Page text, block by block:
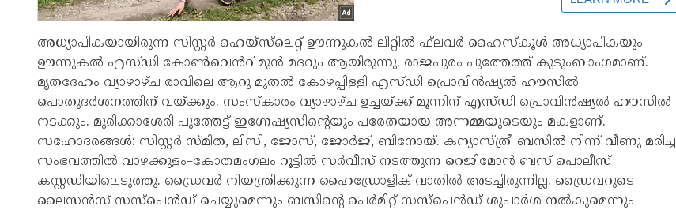
അധ്യാപികയായിരുന്ന സിസ്റ്റർ ഹെയ്സ്‌ലെറ്റ് ഊന്നുകൽ ലിറ്റിൽ ഫ്‌ലവർ ഹൈസ്‌കൂൾ അധ്യാപികയും
ഊന്നുകൽ എസ്ഡി കോൺവെൻറ് മുൻ മദറും ആയിരുന്നു. രാജപുരം പുത്തേത്ത് കുടുംബാംഗമാണ്.
മൃതദേഹം വ്യാഴാഴ്ച രാവിലെ ആറു മുതൽ കോഴപ്പിള്ളി എസ്ഡി പ്രൊവിൻഷ്യൽ ഹൗസിൽ
പൊതുദർശനത്തിന് വയ്ക്കും. സംസ്‌കാരം വ്യാഴാഴ്ച ഉച്ചയ്ക്ക് മൂന്നിന് എസ്ഡി പ്രൊവിൻഷ്യൽ ഹൗസിൽ
നടക്കും. മുരിക്കാശേരി പുത്തേട്ട് ഇഗ്നേഷ്യസിന്റെയും പരേതയായ അന്നമ്മയുടെയും മകളാണ്.
സഹോദരങ്ങൾ: സിസ്റ്റർ സ്മിത, ലിസി, ജോസ്, ജോർജ്, ബിനോയ്. കന്യാസ്ത്രീ ബസിൽ നിന്ന് വീണു മരിച്ച
സംഭവത്തിൽ വാഴക്കുളം–കോതമംഗലം റൂട്ടിൽ സർവീസ് നടത്തുന്ന റെജിമോൻ ബസ് പൊലീസ്
കസ്റ്റഡിയിലെടുത്തു. ഡ്രൈവർ നിയന്ത്രിക്കുന്ന ഹൈഡ്രോളിക് വാതിൽ അടച്ചിരുന്നില്ല. ഡ്രൈവറുടെ
ലൈസൻസ് സസ്പെൻഡ് ചെയ്യുമെന്നും ബസിന്റെ പെർമിറ്റ് സസ്പെൻഡ് ശുപാർശ നൽകുമെന്നും